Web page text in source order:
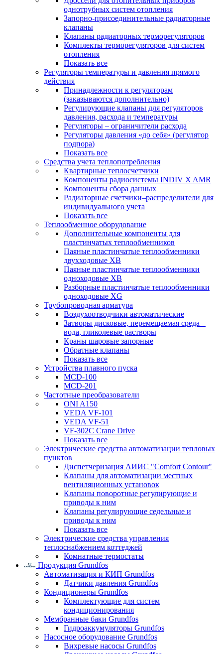
однотрубных систем отопления
Запорно-присоединительные радиаторные
клапаны
Клапаны радиаторных терморегуляторов
Комплекты терморегуляторов для систем
отопления
Показать все
Регуляторы температуры и давления прямого
действия
Принадлежности к регуляторам
(заказываются дополнительно)
Регулирующие клапаны для регуляторов
давления, расхода и температуры
Регуляторы – ограничители расхода
Регуляторы давления «до себя» (регулятор
подпора)
Показать все
Средства учета теплопотребления
Квартирные теплосчетчики
Компоненты радиосистемы INDIV X AMR
Компоненты сбора данных
Радиаторные счетчики–распределители для
индивидуального учета
Показать все
Теплообменное оборудование
Дополнительные компоненты для
пластинчатых теплообменников
Паяные пластинчатые теплообменники
двухходовые XB
Паяные пластинчатые теплообменники
одноходовые ХВ
Разборные пластинчатые теплообменники
одноходовые ХG
Трубопроводная арматура
Воздухоотводчики автоматические
Затворы дисковые, перемещаемая среда –
вода, гликолевые растворы
Краны шаровые запорные
Обратные клапаны
Показать все
Устройства плавного пуска
MCD-100
MCD-201
Частотные преобразователи
ONI A150
VEDA VF-101
VEDA VF-51
VF-302C Crane Drive
Показать все
Электрические средства автоматизации тепловых
пунктов
Диспетчеризация АИИС "Comfort Contour"
Клапаны для автоматизации местных
вентиляционных установок
Клапаны поворотные регулирующие и
приводы к ним
Клапаны регулирующие седельные и
приводы к ним
Показать все
Электрические средства управления
теплоснабжением коттеджей
Комнатные термостаты
Продукция Grundfos
Автоматизация и КИП Grundfos
Датчики давления Grundfos
Кондиционеры Grundfos
Комплектующие для систем
кондиционирования
Мембранные баки Grundfos
Гидроаккумуляторы Grundfos
Насосное оборудование Grundfos
Вихревые насосы Grundfos